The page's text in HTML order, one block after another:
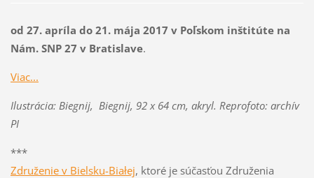
od 27. apríla do 21. mája 2017 v Poľskom inštitúte na
Nám. SNP 27 v Bratislave.
Viac...
Ilustrácia: Biegnij, Biegnij, 92 x 64 cm, akryl. Reprofoto: archív
PI
***
Združenie v Bielsku-Białej, ktoré je súčasťou Združenia